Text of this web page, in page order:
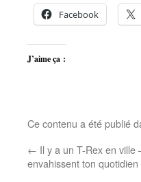
Facebook
J’aime ça :
Ce contenu a été publié
← Il y a un T-Rex en ville
envahissent ton quotidien